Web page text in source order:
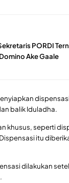
PORDI
Ake Gaale
balik Iduladha.
khusus, seperti
itu
dilakukan